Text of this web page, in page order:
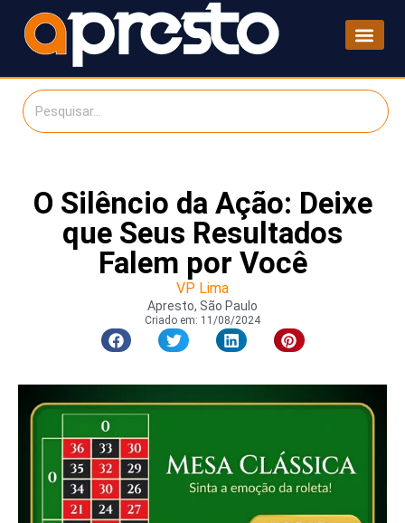
O Silêncio da Ação: Deixe
que Seus Resultados
Falem por Você
VP Lima
Apresto, São Paulo
Criado em: 11/08/2024